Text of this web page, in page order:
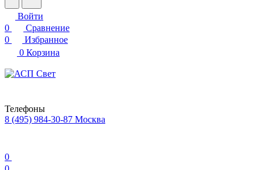
Войти
0
Сравнение
0
Избранное
0 Корзина
Телефоны
8 (495) 984-30-87 Москва
0